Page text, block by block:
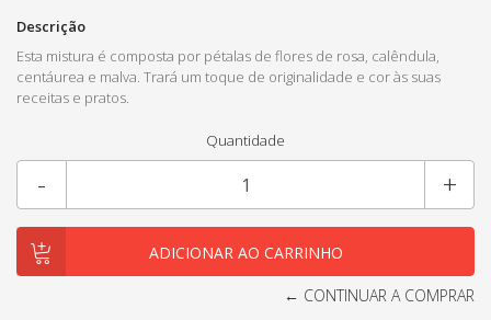
Descrição
Esta mistura é composta por pétalas de flores de rosa, calêndula,
centáurea e malva. Trará um toque de originalidade e cor às suas
receitas e pratos.
Quantidade
+
-
← CONTINUAR A COMPRAR